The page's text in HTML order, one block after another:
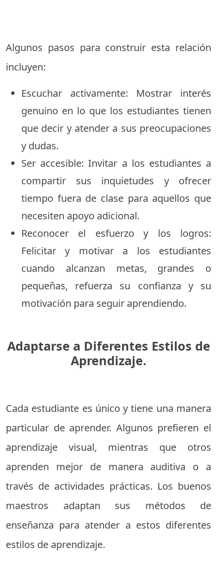
Algunos pasos para construir esta relación
incluyen:
Escuchar activamente: Mostrar interés
genuino en lo que los estudiantes tienen
que decir y atender a sus preocupaciones
y dudas.
Ser accesible: Invitar a los estudiantes a
compartir sus inquietudes y ofrecer
tiempo fuera de clase para aquellos que
necesiten apoyo adicional.
Reconocer el esfuerzo y los logros:
Felicitar y motivar a los estudiantes
cuando alcanzan metas, grandes o
pequeñas, refuerza su confianza y su
motivación para seguir aprendiendo.
Adaptarse a Diferentes Estilos de
Aprendizaje.
Cada estudiante es único y tiene una manera
particular de aprender. Algunos prefieren el
aprendizaje visual, mientras que otros
aprenden mejor de manera auditiva o a
través de actividades prácticas. Los buenos
maestros adaptan sus métodos de
enseñanza para atender a estos diferentes
estilos de aprendizaje.